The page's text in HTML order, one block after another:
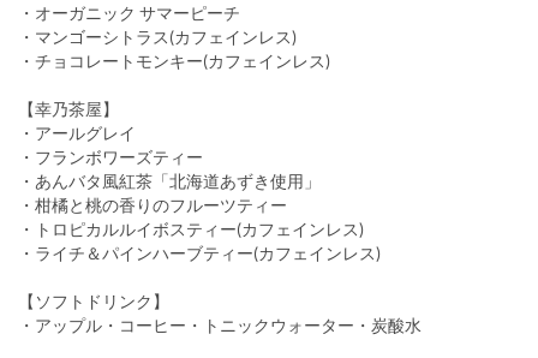
・オーガニック サマーピーチ
・マンゴーシトラス(カフェインレス)
・チョコレートモンキー(カフェインレス)
【幸乃茶屋】
・アールグレイ
・フランボワーズティー
・あんバタ風紅茶「北海道あずき使用」
・柑橘と桃の香りのフルーツティー
・トロピカルルイボスティー(カフェインレス)
・ライチ＆パインハーブティー(カフェインレス)
【ソフトドリンク】
・アップル・コーヒー・トニックウォーター・炭酸水